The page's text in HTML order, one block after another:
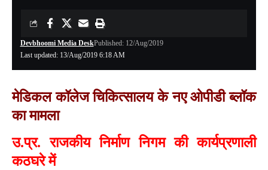
Last updated: 13/Aug/2019 6:18 AM
Devbhoomi Media DeskPublished: 12/Aug/2019
मेडिकल कॉलेज चिकित्सालय के नए ओपीडी ब्लॉक
का मामला
उ.प्र. राजकीय निर्माण निगम की कार्यप्रणाली
कठघरे में